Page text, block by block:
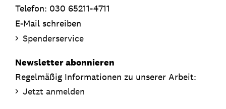
Telefon: 030 65211-4711
E-Mail schreiben
Spenderservice
Newsletter abonnieren
Regelmäßig Informationen zu unserer Arbeit:
Jetzt anmelden